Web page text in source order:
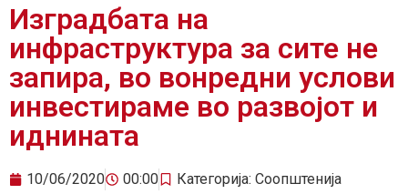
Изградбата на
инфраструктура за сите не
запира, во вонредни услови
инвестираме во развојот и
иднината
10/06/2020 00:00 Категорија: Соопштенија